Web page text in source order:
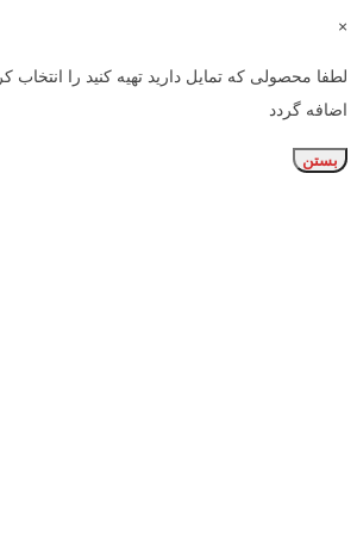
×
لطفا محصولی که تمایل دارید تهیه کنید را انتخاب
اضافه گردد
بستن